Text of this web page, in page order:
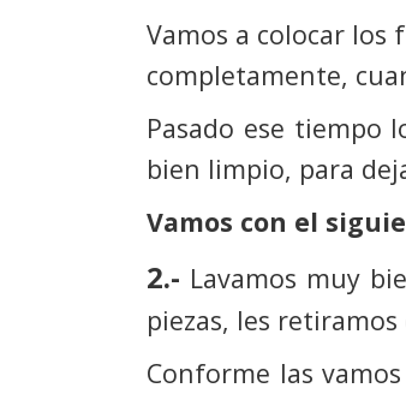
Vamos a colocar los
completamente,
Pasado ese tiempo
bien limpio, para
Vamos con el
2.- Lavamos muy
piezas, les
Conforme las